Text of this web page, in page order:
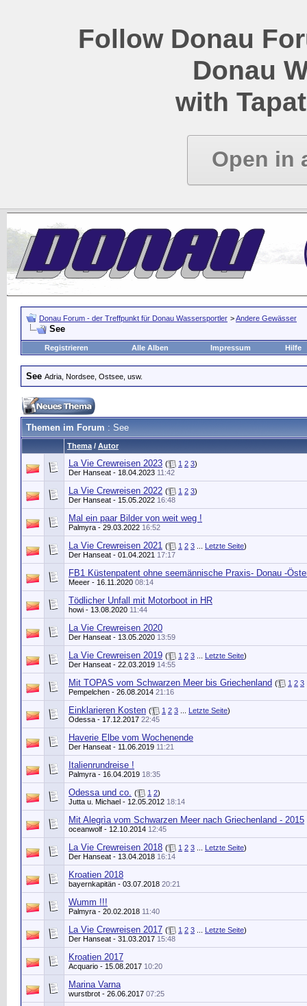
Follow Donau
Donau
with
Open in
Donau Forum - der Treffpunkt für Donau Wassersportler >Andere Gewässer
See
Registrieren Alle Alben Impressum Hilfe
See Adria, Nordsee, Ostsee, usw.
Themen im Forum : See
Thema / Autor
La Vie Crewreisen 2023 ( 1 2 3)
Der Hanseat - 18.04.2023 11:42
La Vie Crewreisen 2022 ( 1 2 3)
Der Hanseat - 15.05.2022 16:48
Mal ein paar Bilder von weit weg !
Palmyra - 29.03.2022 16:52
La Vie Crewreisen 2021 ( 1 2 3 Letzte Seite)
Der Hanseat - 01.04.2021 17:17
FB1 Küstenpatent ohne seemännische Praxis- Donau -
Meeer - 16.11.2020 08:14
Tödlicher Unfall mit Motorboot in HR
howi - 13.08.2020 11:44
La Vie Crewreisen 2020
Der Hanseat - 13.05.2020 13:59
La Vie Crewreisen 2019 ( 1 2 3 Letzte Seite)
Der Hanseat - 22.03.2019 14:55
Mit TOPAS vom Schwarzen Meer bis Griechenland ( 1 2 3
Pempelchen - 26.08.2014 21:16
Einklarieren Kosten ( 1 2 3 Letzte Seite)
Odessa - 17.12.2017 22:45
Haverie Elbe vom Wochenende
Der Hanseat - 11.06.2019 11:21
Italienrundreise !
Palmyra - 16.04.2019 18:35
Odessa und co. ( 1 2)
Jutta u. Michael - 12.05.2012 18:14
Mit Alegrìa vom Schwarzen Meer nach Griechenland - 2015
oceanwolf - 12.10.2014 12:45
La Vie Crewreisen 2018 ( 1 2 3 Letzte Seite)
Der Hanseat - 13.04.2018 16:14
Kroatien 2018
bayernkapitän - 03.07.2018 20:21
Wumm !!!
Palmyra - 20.02.2018 11:40
La Vie Crewreisen 2017 ( 1 2 3 Letzte Seite)
Der Hanseat - 31.03.2017 15:48
Kroatien 2017
Acquario - 15.08.2017 10:20
Marina Varna
wurstbrot - 26.06.2017 07:25